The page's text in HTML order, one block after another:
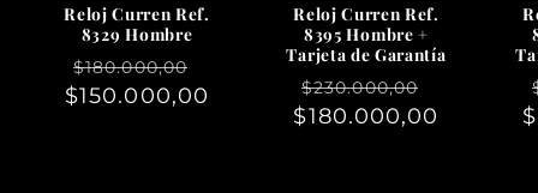
Reloj Curren Ref.
8329 Hombre
Precio
habitual
$180.000,00
de
$150.000,00
Reloj Curren Ref.
8395 Hombre +
Tarjeta de Garantía
Precio
habitual
$230.000,00
de
$180.000,00